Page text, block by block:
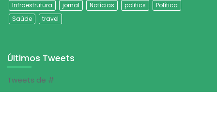
Infraestrutura
jornal Notícias politics
Política
Saúde
travel
Últimos Tweets
Tweets de #